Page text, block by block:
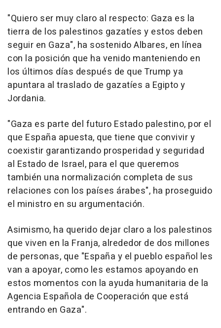
"Quiero ser muy claro al respecto: Gaza es la
tierra de los palestinos gazatíes y estos deben
seguir en Gaza", ha sostenido Albares, en línea
con la posición que ha venido manteniendo en
los últimos días después de que Trump ya
apuntara al traslado de gazatíes a Egipto y
Jordania.
"Gaza es parte del futuro Estado palestino, por el
que España apuesta, que tiene que convivir y
coexistir garantizando prosperidad y seguridad
al Estado de Israel, para el que queremos
también una normalización completa de sus
relaciones con los países árabes", ha proseguido
el ministro en su argumentación.
Asimismo, ha querido dejar claro a los palestinos
que viven en la Franja, alrededor de dos millones
de personas, que "España y el pueblo español les
van a apoyar, como les estamos apoyando en
estos momentos con la ayuda humanitaria de la
Agencia Española de Cooperación que está
entrando en Gaza".